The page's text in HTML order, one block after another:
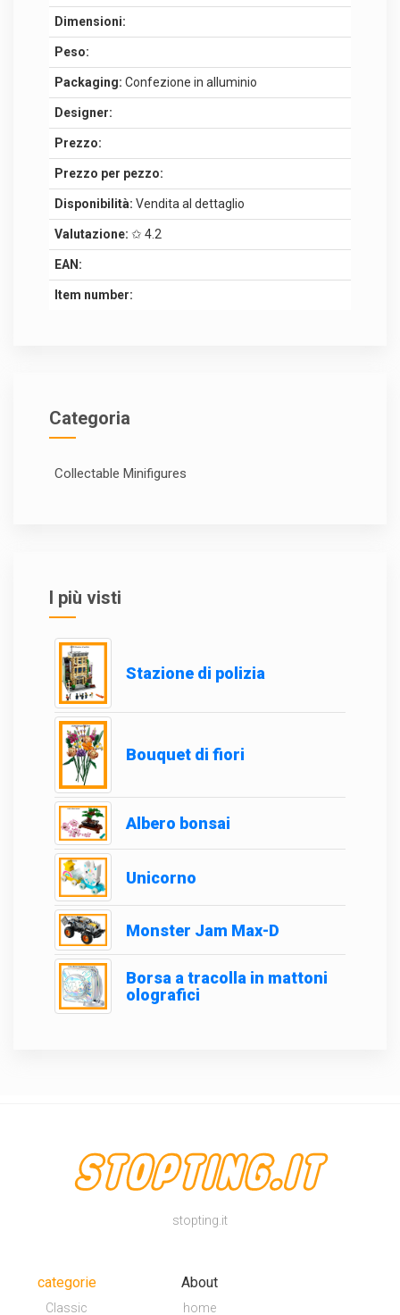
Dimensioni:
Peso:
Packaging: Confezione in alluminio
Designer:
Prezzo:
Prezzo per pezzo:
Disponibilità: Vendita al dettaglio
Valutazione: ✩ 4.2
EAN:
Item number:
Categoria
Collectable Minifigures
I più visti
Stazione di polizia
Bouquet di fiori
Albero bonsai
Unicorno
Monster Jam Max-D
Borsa a tracolla in mattoni
olografici
stopting.it
categorie
Classic
About
home